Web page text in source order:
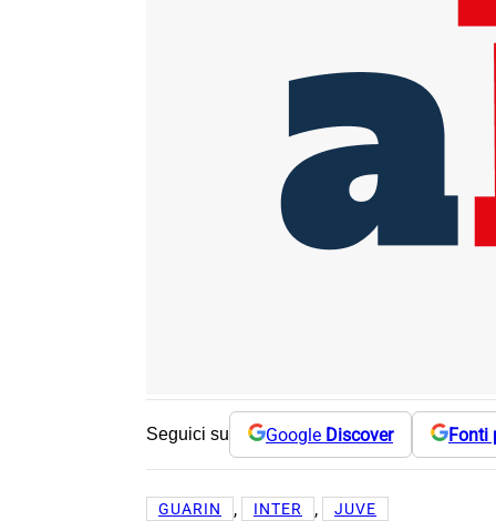
Seguici su Google Discover Fonti
GUARIN , INTER , JUVE